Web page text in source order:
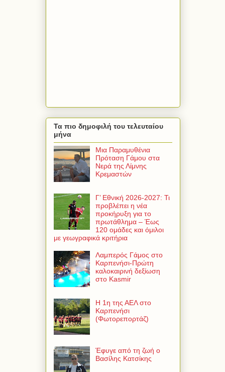
Τα πιο δημοφιλή του τελευταίου
μήνα
Μια Παραμυθένια
Πρόταση Γάμου στα
Νερά της Λίμνης
Κρεμαστών
Γ’ Εθνική 2026-2027: Τι
προβλέπει η νέα
προκήρυξη για το
πρωτάθλημα – Έως
120 ομάδες και όμιλοι
με γεωγραφικά κριτήρια
Λαμπερός Γάμος στο
Καρπενήσι-Πρώτη
καλοκαιρινή δεξίωση
στο Kasmir
Η 1η της ΑΕΛ στο
Καρπενήσι
(Φωτορεπορτάζ)
Έφυγε από τη ζωή ο
Βασίλης Κατσίκης